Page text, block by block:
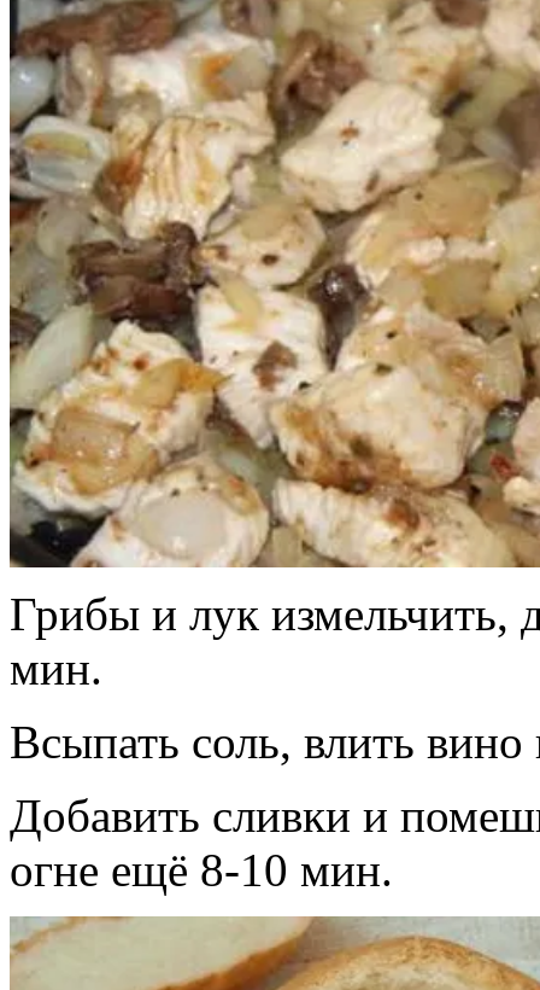
Грибы и лук измельчить,
мин.
Всыпать соль, влить
Добавить сливки и
огне ещё 8-10 мин.